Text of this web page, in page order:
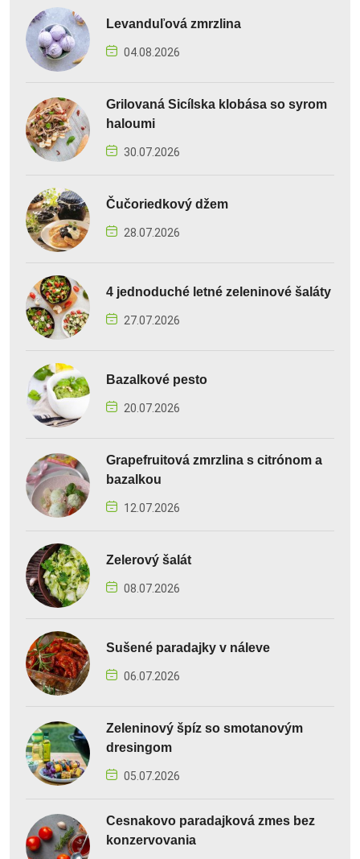
Levanduľová zmrzlina
04.08.2026
Grilovaná Sicílska klobása so syrom
haloumi
30.07.2026
Čučoriedkový džem
28.07.2026
4 jednoduché letné zeleninové šaláty
27.07.2026
Bazalkové pesto
20.07.2026
Grapefruitová zmrzlina s citrónom a
bazalkou
12.07.2026
Zelerový šalát
08.07.2026
Sušené paradajky v náleve
06.07.2026
Zeleninový špíz so smotanovým
dresingom
05.07.2026
Cesnakovo paradajková zmes bez
konzervovania